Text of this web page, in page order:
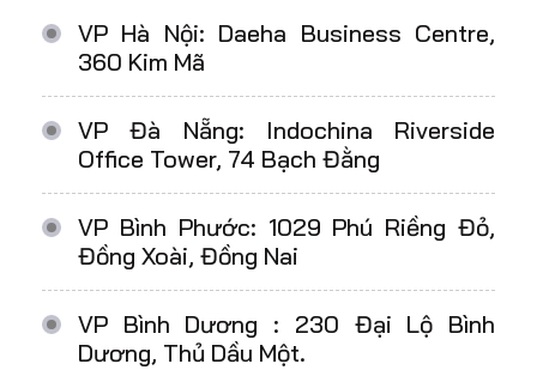
VP Hà Nội: Daeha Business Centre,
360 Kim Mã
VP Đà Nẵng: Indochina Riverside
Office Tower, 74 Bạch Đằng
VP Bình Phước: 1029 Phú Riềng Đỏ,
Đồng Xoài, Đồng Nai
VP Bình Dương : 230 Đại Lộ Bình
Dương, Thủ Dầu Một.